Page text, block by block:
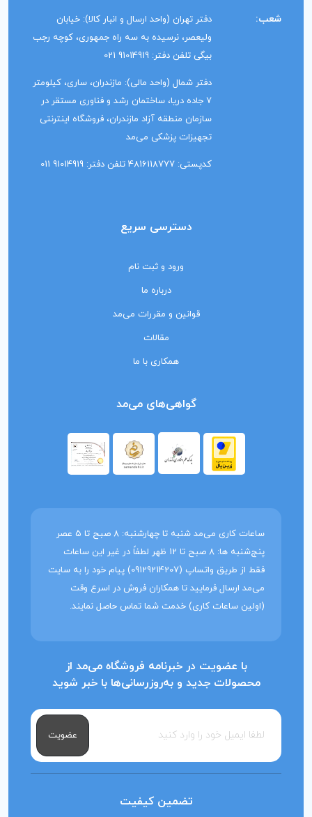
شعب:
دفتر تهران (واحد ارسال و انبار کالا): خیابان
ولیعصر، نرسیده به سه راه جمهوری، کوچه رجب
بیگی تلفن دفتر: 91014919 021
دفتر شمال (واحد مالی): مازندران، ساری، کیلومتر
7 جاده دریا، ساختمان رشد و فناوری مستقر در
سازمان منطقه آزاد مازندران، فروشگاه اینترنتی
تجهیزات پزشکی می‌مد
کدپستی: 4816118777 تلفن دفتر: 91014919 011
دسترسی سریع
ورود و ثبت نام
درباره ما
قوانین و مقررات می‌مد
مقالات
همکاری با ما
گواهی‌های می‌مد
ساعات کاری می‌مد شنبه تا چهارشنبه: 8 صبح تا 5 عصر
پنج‌شنبه ها: 8 صبح تا 12 ظهر لطفاً در غیر این ساعات
فقط از طریق واتساپ (09129214207) پیام خود را به سایت
می‌مد ارسال فرمایید تا همکاران فروش در اسرع وقت
(اولین ساعات کاری) خدمت شما تماس حاصل نمایند.
با عضویت در خبرنامه فروشگاه می‌مد از
محصولات جدید و به‌روزرسانی‌ها با خبر شوید
عضویت
تضمین کیفیت